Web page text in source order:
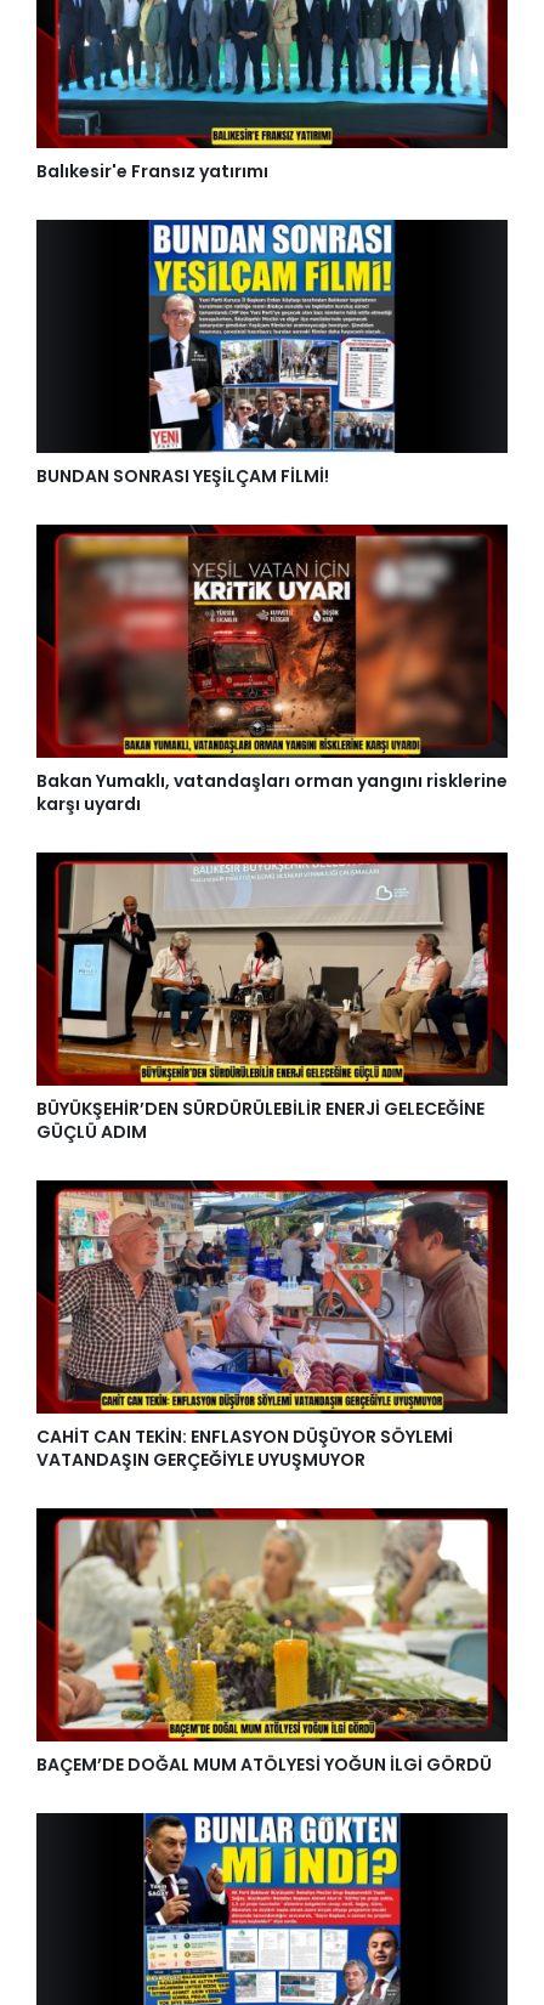
Balıkesir'e Fransız yatırımı
BUNDAN SONRASI YEŞİLÇAM FİLMİ!
Bakan Yumaklı, vatandaşları orman yangını risklerine
karşı uyardı
BÜYÜKŞEHİR’DEN SÜRDÜRÜLEBİLİR ENERJİ GELECEĞİNE
GÜÇLÜ ADIM
CAHİT CAN TEKİN: ENFLASYON DÜŞÜYOR SÖYLEMİ
VATANDAŞIN GERÇEĞİYLE UYUŞMUYOR
BAÇEM’DE DOĞAL MUM ATÖLYESİ YOĞUN İLGİ GÖRDÜ